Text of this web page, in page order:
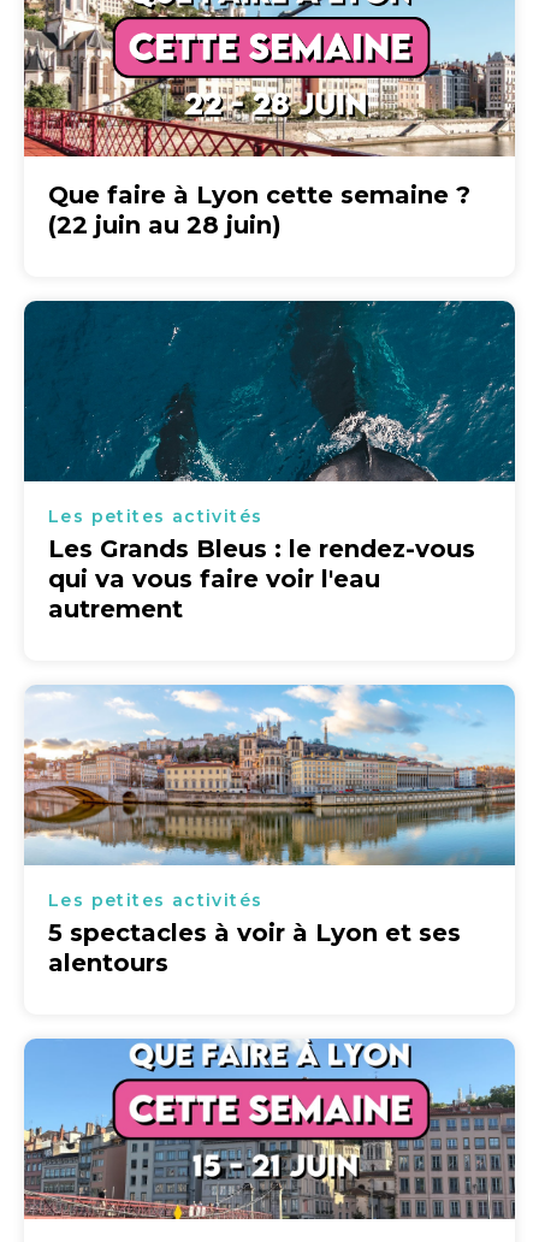
Que faire à Lyon cette semaine ?
(22 juin au 28 juin)
Les petites activités
Les Grands Bleus : le rendez-vous
qui va vous faire voir l'eau
autrement
Les petites activités
5 spectacles à voir à Lyon et ses
alentours